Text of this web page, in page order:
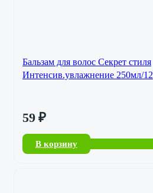
Бальзам для волос Секрет стиля
Интенсив.увлажнение 250мл/12
59 ₽
В корзину